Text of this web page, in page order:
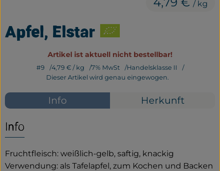
Geplante Kisten
So geht's
Über uns
Neues vom Hof
Apfel, Elstar
/ kg
Artikel ist aktuell nicht bestellbar!
#9 4,79 € / kg 7% MwSt
Handelsklasse II
Dieser Artikel wird genau eingewogen.
Info Herkunft
Info
Fruchtfleisch: weißlich-gelb, saftig, knackig
Verwendung: als Tafelapfel, zum Kochen und Backen